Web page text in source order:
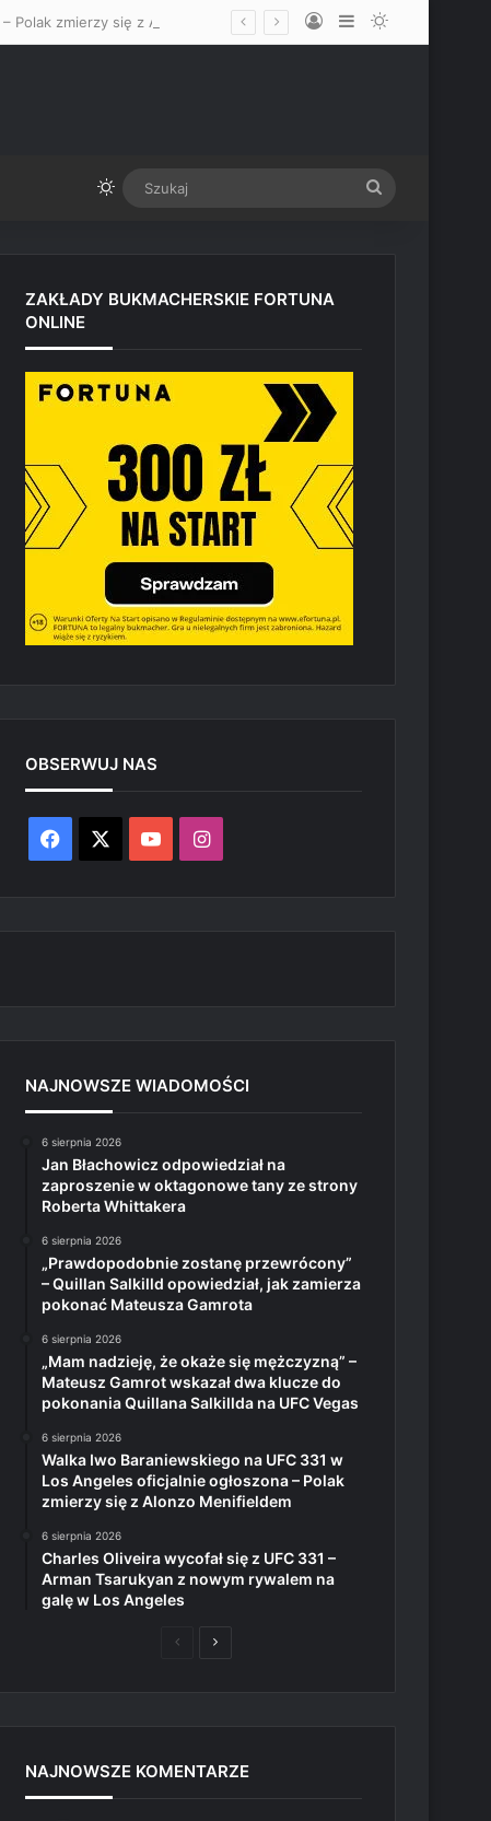
Log InSidebarSwitch skin
Switch skin
ZAKŁADY BUKMACHERSKIE FORTUNA
ONLINE
OBSERWUJ NAS
Facebook YouTubeInstagram
NAJNOWSZE WIADOMOŚCI
6 sierpnia 2026
Jan Błachowicz odpowiedział na
zaproszenie w oktagonowe tany ze strony
Roberta Whittakera
6 sierpnia 2026
„Prawdopodobnie zostanę przewrócony”
– Quillan Salkilld opowiedział, jak zamierza
pokonać Mateusza Gamrota
6 sierpnia 2026
„Mam nadzieję, że okaże się mężczyzną” –
Mateusz Gamrot wskazał dwa klucze do
pokonania Quillana Salkillda na UFC Vegas
6 sierpnia 2026
Walka Iwo Baraniewskiego na UFC 331 w
Los Angeles oficjalnie ogłoszona – Polak
zmierzy się z Alonzo Menifieldem
6 sierpnia 2026
Charles Oliveira wycofał się z UFC 331 –
Arman Tsarukyan z nowym rywalem na
galę w Los Angeles
PoprzedniaNastępna
NAJNOWSZE KOMENTARZE